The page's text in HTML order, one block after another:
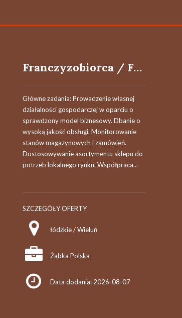
Franczyzobiorca / Franczyzobiorczyni
Główne zadania: Prowadzenie własnej
działalności gospodarczej w oparciu o
sprawdzony model biznesowy. Dbanie o
wysoką jakość obsługi. Monitorowanie
stanów magazynowych i zamówień.
Dostosowywanie asortymentu sklepu do
potrzeb lokalnego rynku. Współpraca...
SZCZEGÓŁY OFERTY
łódzkie / Wieluń
Żabka Polska
Data dodania: 2026-08-07